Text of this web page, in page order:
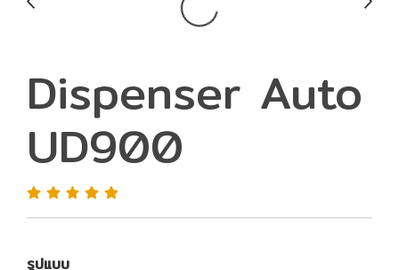
Dispenser Auto
UD900
รูปแบบ